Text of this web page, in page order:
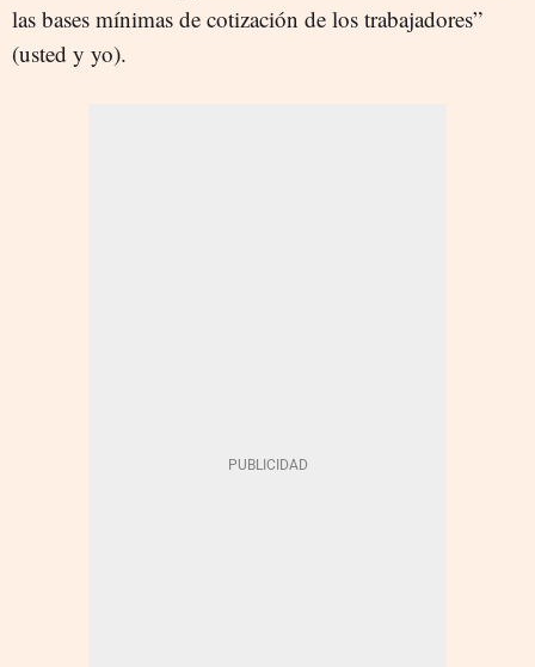
las bases mínimas de cotización de los trabajadores”
(usted y yo).